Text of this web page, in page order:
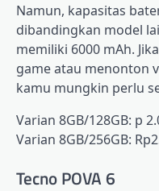
Namun, kapasitas
dibandingkan model
memiliki 6000 mAh.
game atau menonton
kamu mungkin perlu
Varian 8GB/128GB: p
Varian 8GB/256GB:
Tecno POVA 6